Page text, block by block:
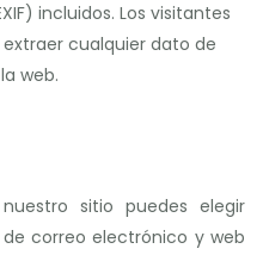
incluidos. Los visitantes
cualquier dato de
web.
sitio puedes elegir
correo electrónico y web